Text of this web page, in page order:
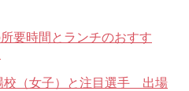
要時間とランチのおすす
校（女子）と注目選手 出場